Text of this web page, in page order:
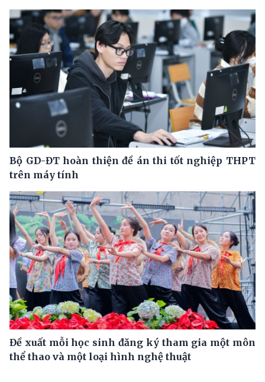
Bộ GD-ĐT hoàn thiện đề án thi tốt nghiệp THPT
trên máy tính
Đề xuất mỗi học sinh đăng ký tham gia một môn
thể thao và một loại hình nghệ thuật